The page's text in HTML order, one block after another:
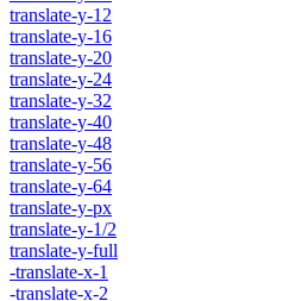
translate-y-12
translate-y-16
translate-y-20
translate-y-24
translate-y-32
translate-y-40
translate-y-48
translate-y-56
translate-y-64
translate-y-px
translate-y-1/2
translate-y-full
-translate-x-1
-translate-x-2